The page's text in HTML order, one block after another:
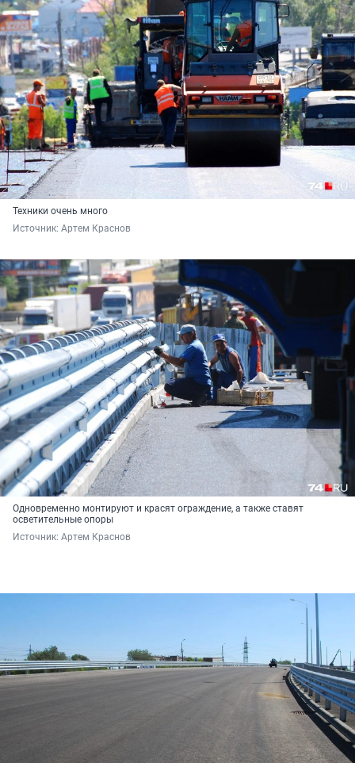
Техники очень много
Источник: Артем Краснов
Одновременно монтируют и красят ограждение, а также ставят
осветительные опоры
Источник: Артем Краснов